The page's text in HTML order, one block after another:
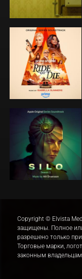
Copyright © Elvista
защищены. Полное
разрешено только
Торговые марки,
законным